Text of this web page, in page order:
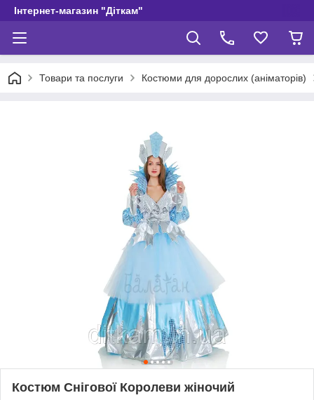
Інтернет-магазин "Діткам"
Товари та послуги Костюми для дорослих (аніматорів)
Костюм Снігової Королеви жіночий